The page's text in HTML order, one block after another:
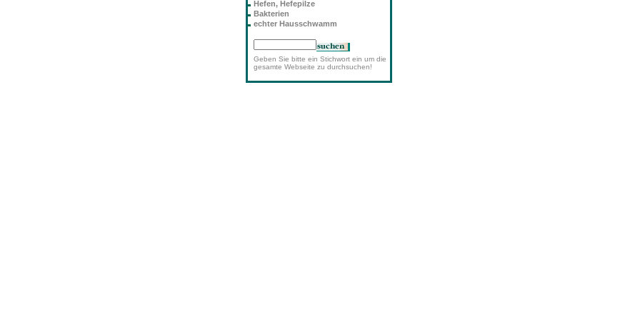
Hefen, Hefepilze
Bakterien
echter Hausschwamm
Geben Sie bitte ein Stichwort ein um die
gesamte Webseite zu durchsuchen!